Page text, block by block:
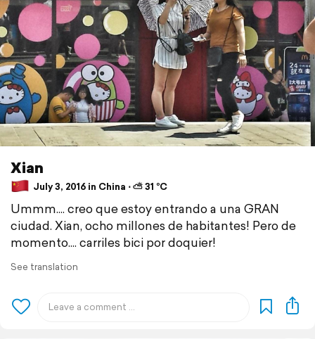
Xian
July 3, 2016 in China ⋅ ⛅ 31 °C
Ummm.... creo que estoy entrando a una GRAN
ciudad. Xian, ocho millones de habitantes! Pero de
momento.... carriles bici por doquier!
See translation